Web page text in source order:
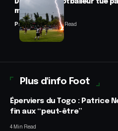
match
Panafrofoot2 Min Read
Plus d'info Foot
Éperviers du Togo : Patrice
fin aux “peut-être”
4 Min Read